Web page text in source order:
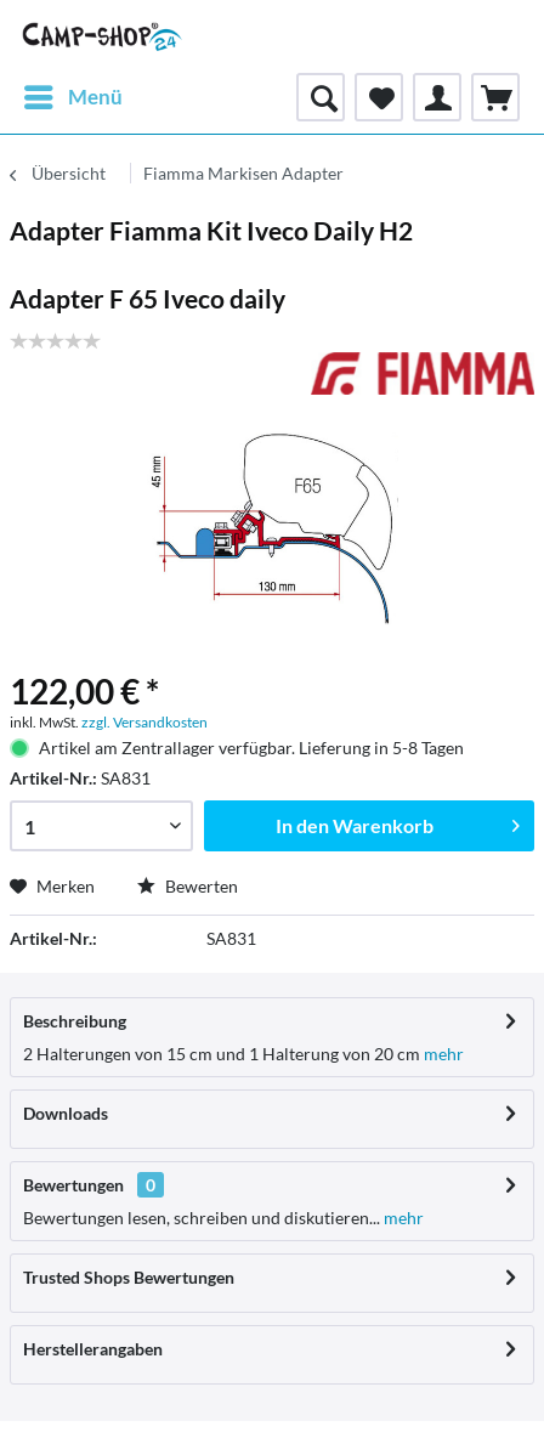
Menü
Übersicht Fiamma Markisen Adapter
Adapter Fiamma Kit Iveco Daily H2
Adapter F 65 Iveco daily
122,00 € *
inkl. MwSt. zzgl. Versandkosten
Artikel am Zentrallager verfügbar. Lieferung in 5-8 Tagen
Artikel-Nr.: SA831
In denWarenkorb
Merken Bewerten
Artikel-Nr.: SA831
Beschreibung
2 Halterungen von 15 cm und 1 Halterung von 20 cm mehr
Downloads
Bewertungen
0
Bewertungen lesen, schreiben und diskutieren... mehr
Trusted Shops Bewertungen
Herstellerangaben